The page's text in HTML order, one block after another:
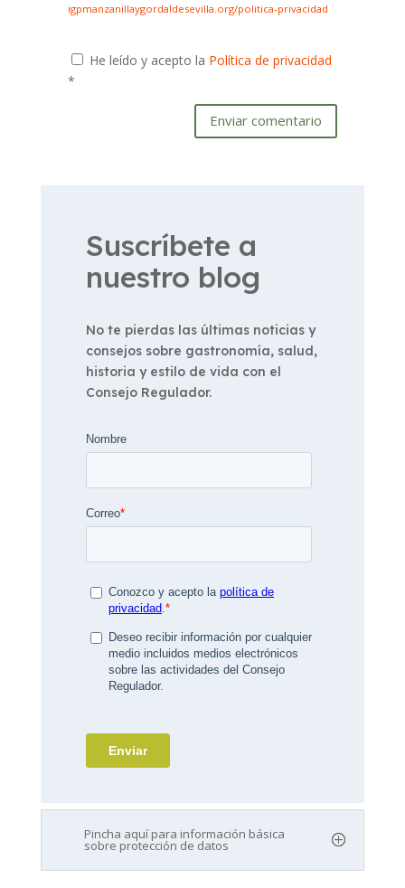
igpmanzanillaygordaldesevilla.org/politica-privacidad
He leído y acepto la Política de privacidad
*
Enviar comentario
Suscríbete a
nuestro blog
No te pierdas las últimas noticias y
consejos sobre gastronomía, salud,
historia y estilo de vida con el
Consejo Regulador.
Pincha aquí para información básica
sobre protección de datos